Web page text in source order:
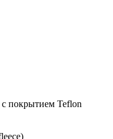
покрытием Teflon